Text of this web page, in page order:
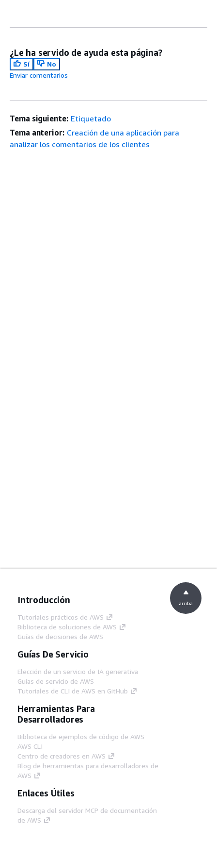
¿Le ha servido de ayuda esta página?
Sí
No
Enviar comentarios
Tema siguiente: Etiquetado
Tema anterior: Creación de una aplicación para
analizar los comentarios de los clientes
Introducción
Tutoriales prácticos de AWS
Biblioteca de soluciones de AWS
Guías de decisiones de AWS
Guías De Servicio
Elección de un servicio de IA generativa
Guías de servicio de AWS
Tutoriales de CLI de AWS en GitHub
Herramientas Para
Desarrolladores
Biblioteca de ejemplos de código de AWS
AWS CLI
Centro de creadores en AWS
Blog de herramientas para desarrolladores de
AWS
Enlaces Útiles
Descarga del servidor MCP de documentación
de AWS
arriba